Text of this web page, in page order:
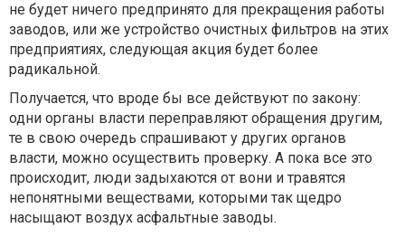
не будет ничего предпринято для прекращения работы
заводов, или же устройство очистных фильтров на этих
предприятиях, следующая акция будет более
радикальной.
Получается, что вроде бы все действуют по закону:
одни органы власти переправляют обращения другим,
те в свою очередь спрашивают у других органов
власти, можно осуществить проверку. А пока все это
происходит, люди задыхаются от вони и травятся
непонятными веществами, которыми так щедро
насыщают воздух асфальтные заводы.